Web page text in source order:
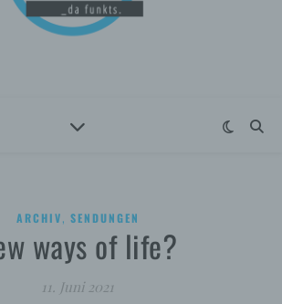
ARCHIV, SENDUNGEN
ways of life?
11. Juni 2021